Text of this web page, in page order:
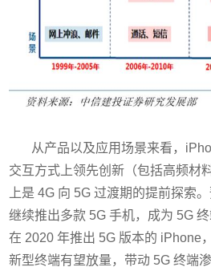
从产品以及应用场景来看，
交互方式上领先创新（包括高频材
上是 4G 向 5G 过渡期的提前探索
继续推出多款 5G 手机，成为 5G
在 2020 年推出 5G 版本的 iPhone
新型终端有望放量，带动 5G 终端